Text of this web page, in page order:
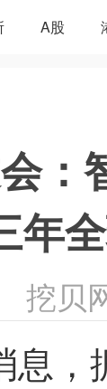
A股
：
年
挖贝
息